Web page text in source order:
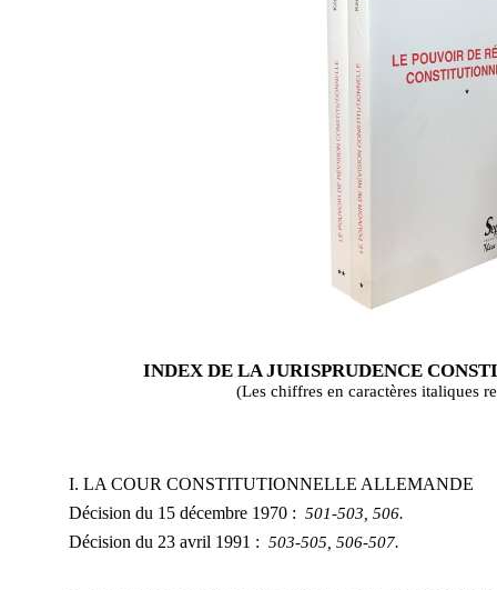
INDEX DE LA JURISPRUDENCE
(Les chiffres en caractères italiques
I. LA COUR CONSTITUTIONNELLE ALLEMANDE
Décision du 15 décembre 1970 : 501-503, 506.
Décision du 23 avril 1991 : 503-505, 506-507.